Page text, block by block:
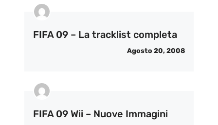
FIFA 09 – La tracklist completa
Agosto 20, 2008
FIFA 09 Wii – Nuove Immagini